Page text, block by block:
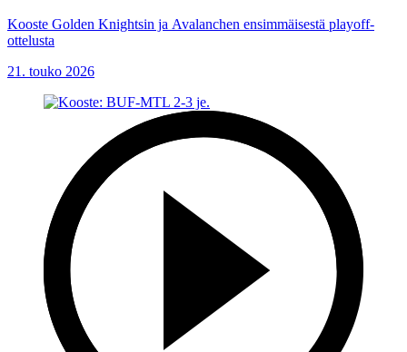
Kooste Golden Knightsin ja Avalanchen ensimmäisestä playoff-
ottelusta
21. touko 2026